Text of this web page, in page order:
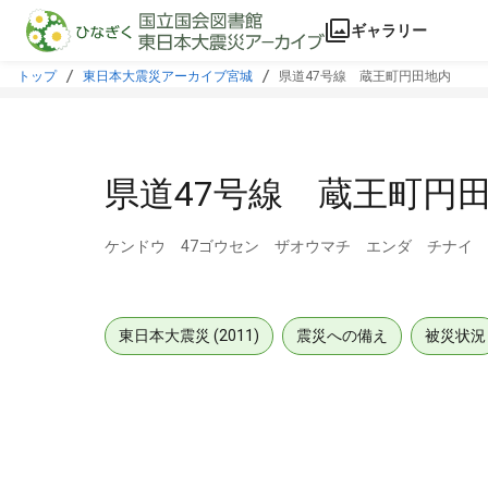
本文に飛ぶ
ギャラリー
トップ 東日本大震災アーカイブ宮城 県道47号線 蔵王町円田地内
県道47号線 蔵王町円
ケンドウ 47ゴウセン ザオウマチ エンダ チナイ
東日本大震災 (2011) 震災への備え 被災状況